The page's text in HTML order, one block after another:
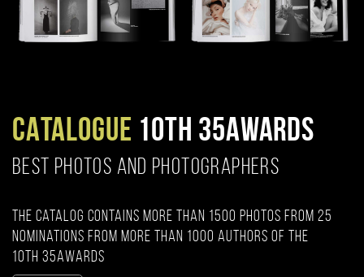
CATALOGUE 10TH 35AWARDS
BEST PHOTOS AND PHOTOGRAPHERS
The catalog contains more than 1500 photos from 25
nominations from more than 1000 authors of the
10th 35AWARDS